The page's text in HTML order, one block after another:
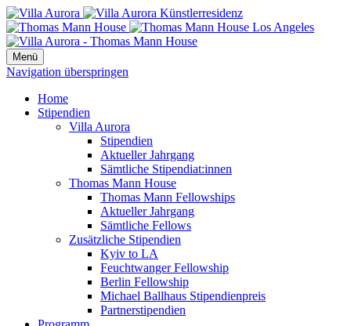
Menü
Navigation überspringen
Home
Stipendien
Villa Aurora
Stipendien
Aktueller Jahrgang
Sämtliche Stipendiat:innen
Thomas Mann House
Thomas Mann Fellowships
Aktueller Jahrgang
Sämtliche Fellows
Zusätzliche Stipendien
Kyiv to LA
Feuchtwanger Fellowship
Berlin Fellowship
Michael Ballhaus Stipendienpreis
Partnerstipendien